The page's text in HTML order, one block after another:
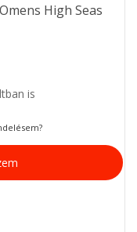
High Seas
is